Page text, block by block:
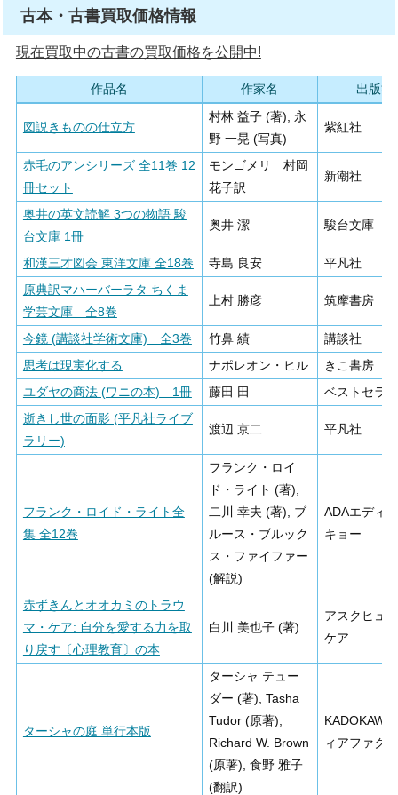
古本・古書買取価格情報
現在買取中の古書の買取価格を公開中!
作品名 作家名 出版社
図説きものの仕立方
村林 益子 (著), 永
野 一晃 (写真)
紫紅社
赤毛のアンシリーズ 全11巻 12
冊セット
モンゴメリ 村岡
花子訳
新潮社
奥井の英文読解 3つの物語 駿
台文庫 1冊
奥井 潔 駿台文庫
和漢三才図会 東洋文庫 全18巻 寺島 良安
平凡社
原典訳マハーバーラタ ちくま
学芸文庫 全8巻
上村 勝彦 筑摩書房
今鏡 (講談社学術文庫) 全3巻 竹鼻 績
講談社
思考は現実化する
ナポレオン・ヒル
きこ書房
ユダヤの商法 (ワニの本) 1冊
藤田 田
ベストセラ
逝きし世の面影 (平凡社ライブ
ラリー)
渡辺 京二 平凡社
フランク・ロイド・ライト全
集 全12巻
フランク・ロイ
ド・ライト (著),
二川 幸夫 (著), ブ
ルース・ブルック
ス・ファイファー
(解説)
ADAエディ
キョー
赤ずきんとオオカミのトラウ
マ・ケア: 自分を愛する力を取
り戻す〔心理教育〕の本
白川 美也子 (著)
アスクヒュ
ケア
ターシャの庭 単行本版
ターシャ テュー
ダー (著), Tasha
Tudor (原著),
Richard W. Brown
(原著), 食野 雅子
(翻訳)
ィアファク